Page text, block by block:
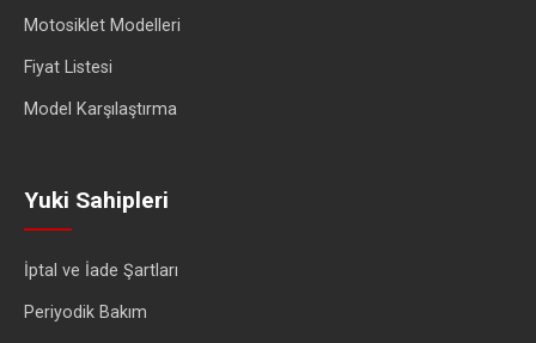
Motosiklet Modelleri
Fiyat Listesi
Model Karşılaştırma
Yuki Sahipleri
İptal ve İade Şartları
Periyodik Bakım